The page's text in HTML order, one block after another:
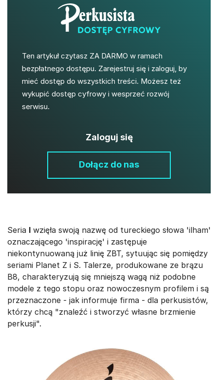
Ten artykuł czytasz ZA DARMO w ramach
bezpłatnego dostępu. Zarejestruj się i zaloguj, by
mieć dostęp do wszystkich treści. Możesz też
wykupić dostęp cyfrowy i wesprzeć rozwój
serwisu.
Zaloguj się
Dołącz do nas
Seria I wzięła swoją nazwę od tureckiego słowa 'ilham'
oznaczającego 'inspirację' i zastępuje
niekontynuowaną już linię ZBT, sytuując się pomiędzy
seriami Planet Z i S. Talerze, produkowane ze brązu
B8, charakteryzują się mniejszą wagą niż podobne
modele z tego stopu oraz nowoczesnym profilem i są
przeznaczone - jak informuje firma - dla perkusistów,
którzy chcą "znaleźć i stworzyć własne brzmienie
perkusji".